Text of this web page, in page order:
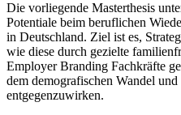
Die vorliegende Masterthesis
Potentiale beim beruflichen
in Deutschland. Ziel ist es,
wie diese durch gezielte
Employer Branding Fachkräfte
dem demografischen Wandel und
entgegenzuwirken.